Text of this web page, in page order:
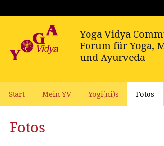
Start Mein YV Yogi(ni)s Fotos
Fotos